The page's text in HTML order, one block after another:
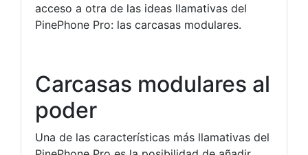
acceso a otra de las ideas llamativas del
PinePhone Pro: las carcasas modulares.
Carcasas modulares al
poder
Una de las características más llamativas del